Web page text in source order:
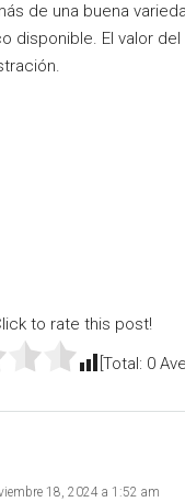
de una buena
disponible. El valor del
to rate this post!
[Total: 0
18, 2024 a 1:52 am